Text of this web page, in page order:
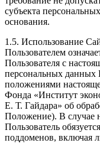
субъекта
основания.
1.5. Использование
Пользователем
Пользователя с
персональных данных
положениями
Фонда «Институт
Е. Т. Гайдара» об
Положение). В случае
Пользователь
поддоменов, включая